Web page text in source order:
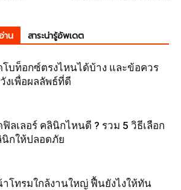
าน สาระน่ารู้อัพเดต
บท็อกซ์ตรงไหนได้บ้าง และข้อควร
งเพื่อผลลัพธ์ที่ดี
ลเลอร์ คลินิกไหนดี ? รวม 5 วิธีเลือก
กให้ปลอดภัย
โทรมใกล้งานใหญ่ ฟื้นยังไงให้ทัน